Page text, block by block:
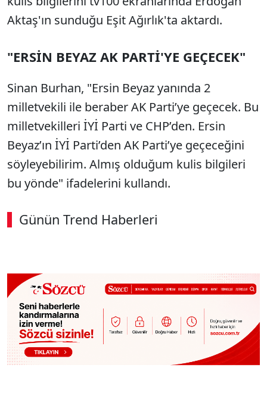
Aktaş'ın sunduğu Eşit Ağırlık'ta aktardı.
"ERSİN BEYAZ AK PARTİ'YE GEÇECEK"
Sinan Burhan, "Ersin Beyaz yanında 2
milletvekili ile beraber AK Parti’ye geçecek. Bu
milletvekilleri İYİ Parti ve CHP’den. Ersin
Beyaz’ın İYİ Parti’den AK Parti’ye geçeceğini
söyleyebilirim. Almış olduğum kulis bilgileri
bu yönde" ifadelerini kullandı.
Günün Trend Haberleri